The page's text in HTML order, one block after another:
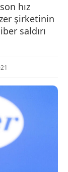
hız
şirketinin
saldırı